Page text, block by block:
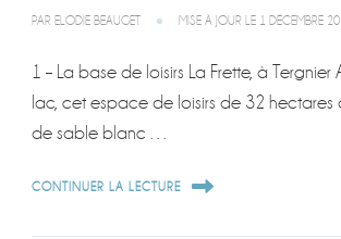
PAR ELODIE BEAUGET MISE À JOUR LE 1 DÉCEMBRE
1 – La base de loisirs La Frette, à Tergnier
lac, cet espace de loisirs de 32
de sable blanc …
CONTINUER LA LECTURE